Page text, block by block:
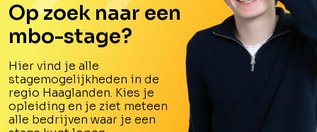
Op zoek naar een
mbo-stage?
Hier vind je alle
stagemogelijkheden in de
regio Haaglanden. Kies je
opleiding en je ziet meteen
alle bedrijven waar je een